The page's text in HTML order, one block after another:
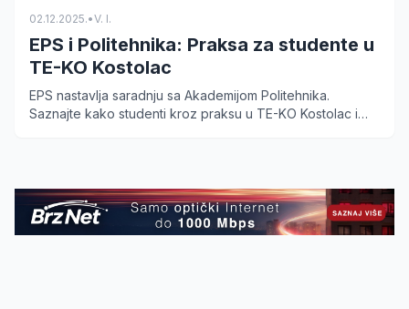
02.12.2025.•V. I.
EPS i Politehnika: Praksa za studente u
TE-KO Kostolac
EPS nastavlja saradnju sa Akademijom Politehnika.
Saznajte kako studenti kroz praksu u TE-KO Kostolac i